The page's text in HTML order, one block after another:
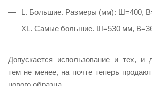
L. Большие. Размеры (мм): Ш=400,
XL. Самые большие. Ш=530 мм,
Допускается использование и тех, и
тем не менее, на почте теперь